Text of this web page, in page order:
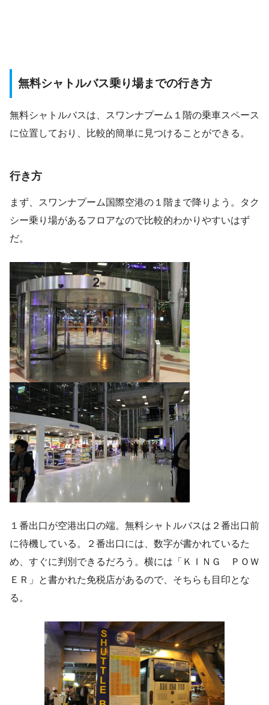
無料シャトルバス乗り場までの行き方
無料シャトルバスは、スワンナプーム１階の乗車スペース
に位置しており、比較的簡単に見つけることができる。
行き方
まず、スワンナプーム国際空港の１階まで降りよう。タク
シー乗り場があるフロアなので比較的わかりやすいはず
だ。
１番出口が空港出口の端。無料シャトルバスは２番出口前
に待機している。２番出口には、数字が書かれているた
め、すぐに判別できるだろう。横には「ＫＩＮＧ ＰＯＷ
ＥＲ」と書かれた免税店があるので、そちらも目印とな
る。